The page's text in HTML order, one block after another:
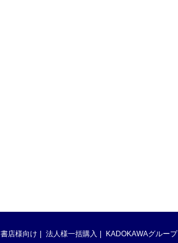
書店様向け 法人様一括購入
KADOKAWAグループ